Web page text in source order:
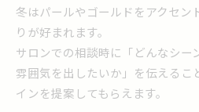
冬はパールやゴールドをアクセン
りが好まれます。
サロンでの相談時に「どんなシー
雰囲気を出したいか」を伝えるこ
インを提案してもらえます。